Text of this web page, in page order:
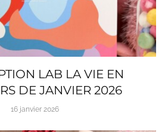
LAB LA VIE EN
DE JANVIER 2026
16 janvier 2026